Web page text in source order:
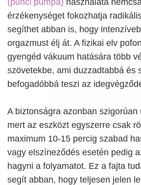
érzékenységet fokozhatja
segíthet abban is, hogy
orgazmust élj át. A fizikai elv
gyengéd vákuum hatására több
szövetekbe, ami duzzadtabbá és
befogadóbbá teszi az
A biztonságra azonban szigorúan
mert az eszközt egyszerre csak
maximum 10-15 percig szabad
vagy elszíneződés esetén pedig
hagyni a folyamatot. Ez a fajta
segít abban, hogy teljesen jelen